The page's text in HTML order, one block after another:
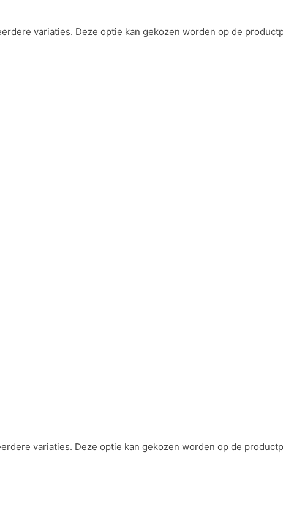
variaties. Deze optie kan gekozen worden op de
variaties. Deze optie kan gekozen worden op de